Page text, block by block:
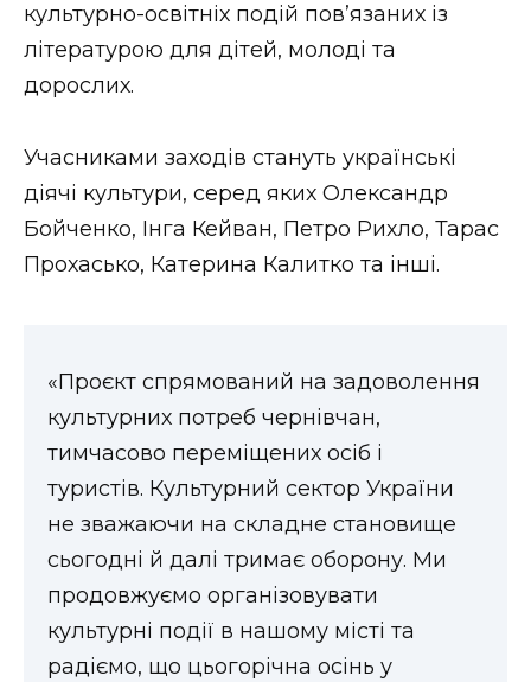
ВІДЕО
культурно-освітніх подій пов’язаних із
літературою для дітей, молоді та
дорослих.
Учасниками заходів стануть українські
діячі культури, серед яких Олександр
Бойченко, Інга Кейван, Петро Рихло, Тарас
Прохасько, Катерина Калитко та інші.
«Проєкт спрямований на задоволення
культурних потреб чернівчан,
тимчасово переміщених осіб і
туристів. Культурний сектор України
не зважаючи на складне становище
сьогодні й далі тримає оборону. Ми
продовжуємо організовувати
культурні події в нашому місті та
радіємо, що цьогорічна осінь у